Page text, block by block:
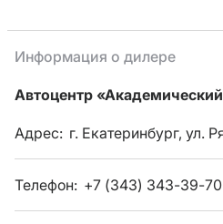
Информация о дилере
Автоцентр
Адрес: г. Екатеринбург, ул.
Телефон: +7 (343) 343-39-70